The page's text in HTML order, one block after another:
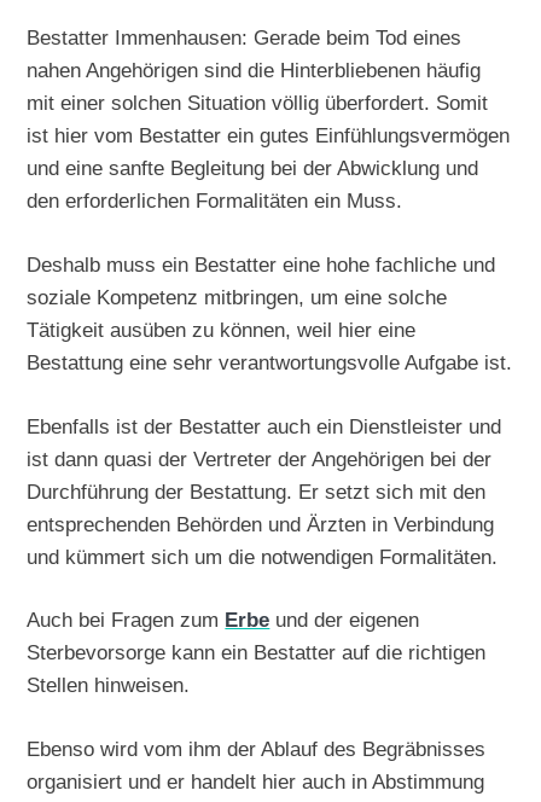
Bestatter Immenhausen: Gerade beim Tod eines
nahen Angehörigen sind die Hinterbliebenen häufig
mit einer solchen Situation völlig überfordert. Somit
ist hier vom Bestatter ein gutes Einfühlungsvermögen
und eine sanfte Begleitung bei der Abwicklung und
den erforderlichen Formalitäten ein Muss.
Deshalb muss ein Bestatter eine hohe fachliche und
soziale Kompetenz mitbringen, um eine solche
Tätigkeit ausüben zu können, weil hier eine
Bestattung eine sehr verantwortungsvolle Aufgabe ist.
Ebenfalls ist der Bestatter auch ein Dienstleister und
ist dann quasi der Vertreter der Angehörigen bei der
Durchführung der Bestattung. Er setzt sich mit den
entsprechenden Behörden und Ärzten in Verbindung
und kümmert sich um die notwendigen Formalitäten.
Auch bei Fragen zum Erbe und der eigenen
Sterbevorsorge kann ein Bestatter auf die richtigen
Stellen hinweisen.
Ebenso wird vom ihm der Ablauf des Begräbnisses
organisiert und er handelt hier auch in Abstimmung